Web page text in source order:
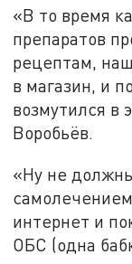
«В то время
препаратов
рецептам,
в магазин, и
возмутился в
Воробьёв.
«Ну не
интернет и
ОБС (одна